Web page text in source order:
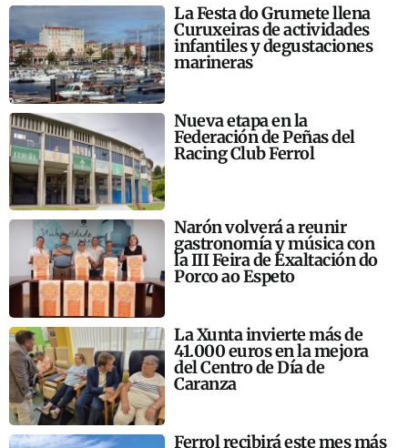
La Festa do Grumete llena
Curuxeiras de actividades
infantiles y degustaciones
marineras
Nueva etapa en la
Federación de Peñas del
Racing Club Ferrol
Narón volverá a reunir
gastronomía y música con
la III Feira de Exaltación do
Porco ao Espeto
La Xunta invierte más de
41.000 euros en la mejora
del Centro de Día de
Caranza
Ferrol recibirá este mes más